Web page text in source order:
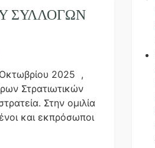
ΣΥΛΛΌΓΩΝ
2025 ,
Στρατιωτικών
Στην ομιλία
και εκπρόσωποι